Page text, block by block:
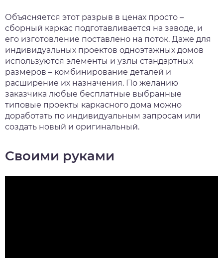
Объясняется этот разрыв в ценах просто –
сборный каркас подготавливается на заводе, и
его изготовление поставлено на поток. Даже для
индивидуальных проектов одноэтажных домов
используются элементы и узлы стандартных
размеров – комбинирование деталей и
расширение их назначения. По желанию
заказчика любые бесплатные выбранные
типовые проекты каркасного дома можно
доработать по индивидуальным запросам или
создать новый и оригинальный.
Своими руками